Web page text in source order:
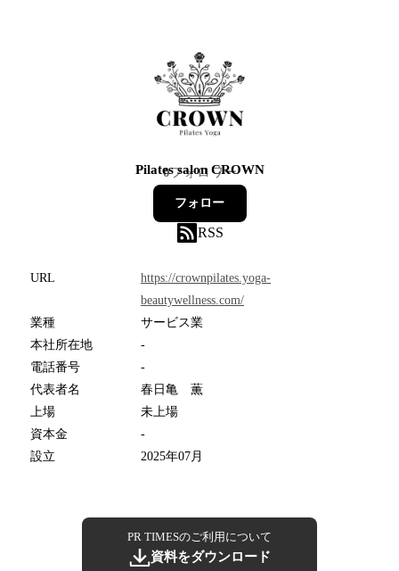
Pilates salon CROWN
0フォロワー
フォロー
RSS
URL
https://crownpilates.yoga-
beautywellness.com/
業種
サービス業
本社所在地
-
電話番号
-
代表者名
春日亀 薫
上場
未上場
資本金
-
設立
2025年07月
PR TIMESのご利用について
資料をダウンロード